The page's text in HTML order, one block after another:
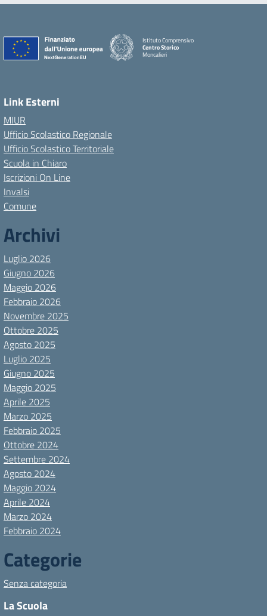
Istituto Comprensivo
Centro Storico
Moncalieri
Link Esterni
MIUR
Ufficio Scolastico Regionale
Ufficio Scolastico Territoriale
Scuola in Chiaro
Iscrizioni On Line
Invalsi
Comune
Archivi
Luglio 2026
Giugno 2026
Maggio 2026
Febbraio 2026
Novembre 2025
Ottobre 2025
Agosto 2025
Luglio 2025
Giugno 2025
Maggio 2025
Aprile 2025
Marzo 2025
Febbraio 2025
Ottobre 2024
Settembre 2024
Agosto 2024
Maggio 2024
Aprile 2024
Marzo 2024
Febbraio 2024
Categorie
Senza categoria
La Scuola